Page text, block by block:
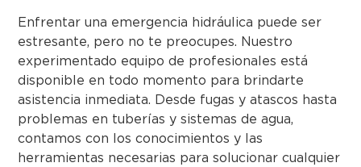
Enfrentar una emergencia hidráulica puede ser
estresante, pero no te preocupes. Nuestro
experimentado equipo de profesionales está
disponible en todo momento para brindarte
asistencia inmediata. Desde fugas y atascos hasta
problemas en tuberías y sistemas de agua,
contamos con los conocimientos y las
herramientas necesarias para solucionar cualquier